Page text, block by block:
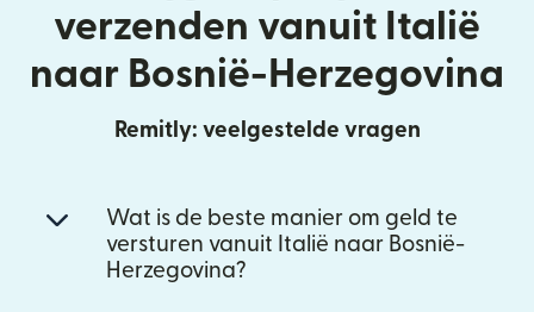
verzenden vanuit Italië
naar Bosnië-Herzegovina
Remitly: veelgestelde vragen
Wat is de beste manier om geld te
versturen vanuit Italië naar Bosnië-
Herzegovina?